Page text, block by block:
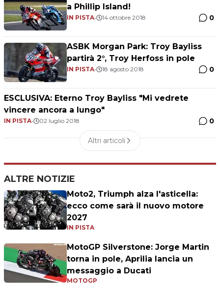
a Phillip Island!
IN PISTA• 14 ottobre 2018 0
ASBK Morgan Park: Troy Bayliss
partirà 2°, Troy Herfoss in pole
IN PISTA• 18 agosto 2018 0
ESCLUSIVA: Eterno Troy Bayliss "Mi vedrete
vincere ancora a lungo"
IN PISTA• 02 luglio 2018 0
Altri articoli
ALTRE NOTIZIE
Moto2, Triumph alza l'asticella:
ecco come sarà il nuovo motore
2027
IN PISTA
MotoGP Silverstone: Jorge Martin
torna in pole, Aprilia lancia un
messaggio a Ducati
MOTOGP